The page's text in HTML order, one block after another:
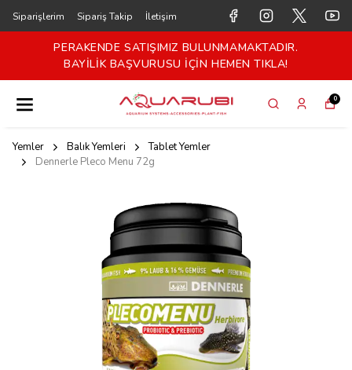
Siparişlerim Sipariş Takip İletişim
PERAKENDE SATIŞIMIZ BULUNMAMAKTADIR.
BAYİLİK BAŞVURUSU İÇİN HEMEN TIKLA!
0
Yemler Balık Yemleri
Tablet Yemler
Dennerle Pleco Menu 72g